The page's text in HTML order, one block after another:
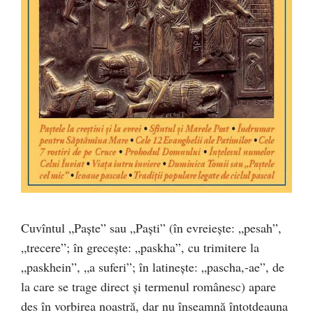
Cuvîntul „Paşte” sau „Paşti” (în evreieşte: „pesah”,
„trecere”; în greceşte: „paskha”, cu trimitere la
„paskhein”, „a suferi”; în latineşte: „pascha,-ae”, de
la care se trage direct şi termenul românesc) apare
des în vorbirea noastră, dar nu înseamnă întotdeauna